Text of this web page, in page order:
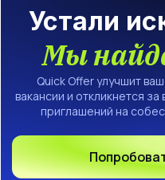
Устали
Мы
Quick Offer улучшит
вакансии и откликнется
приглашений на